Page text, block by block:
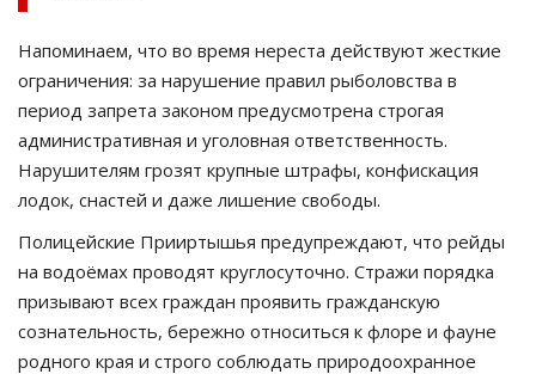
Напоминаем, что во время нереста действуют жесткие
ограничения: за нарушение правил рыболовства в
период запрета законом предусмотрена строгая
административная и уголовная ответственность.
Нарушителям грозят крупные штрафы, конфискация
лодок, снастей и даже лишение свободы.
Полицейские Прииртышья предупреждают, что рейды
на водоёмах проводят круглосуточно. Стражи порядка
призывают всех граждан проявить гражданскую
сознательность, бережно относиться к флоре и фауне
родного края и строго соблюдать природоохранное